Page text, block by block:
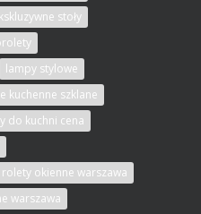
stoły
lampy stylowe
kuchenne szklane
do kuchni cena
rolety okienne warszawa
warszawa